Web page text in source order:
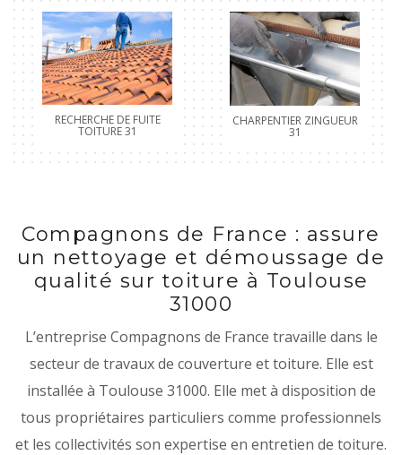
RECHERCHE DE FUITE
TOITURE 31
CHARPENTIER ZINGUEUR
31
Compagnons de France : assure
un nettoyage et démoussage de
qualité sur toiture à Toulouse
31000
L’entreprise Compagnons de France travaille dans le
secteur de travaux de couverture et toiture. Elle est
installée à Toulouse 31000. Elle met à disposition de
tous propriétaires particuliers comme professionnels
et les collectivités son expertise en entretien de toiture.